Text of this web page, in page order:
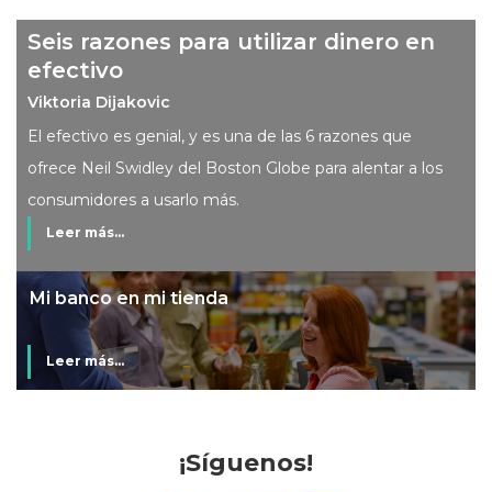
Seis razones para utilizar dinero en
efectivo
Viktoria Dijakovic
El efectivo es genial, y es una de las 6 razones que
ofrece Neil Swidley del Boston Globe para alentar a los
consumidores a usarlo más.
Leer más...
Mi banco en mi tienda
Leer más...
¡Síguenos!